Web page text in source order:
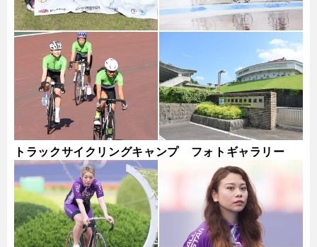
トラックサイクリングキャンプ フォトギャラリー